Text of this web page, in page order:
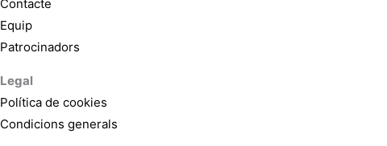
Contacte
Equip
Patrocinadors
Legal
Política de cookies
Condicions generals